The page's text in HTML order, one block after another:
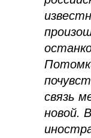
связь
новой.